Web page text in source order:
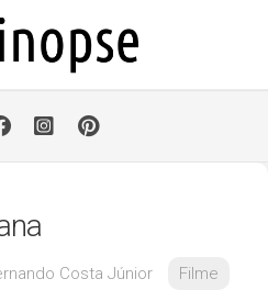
Costa Júnior Filme